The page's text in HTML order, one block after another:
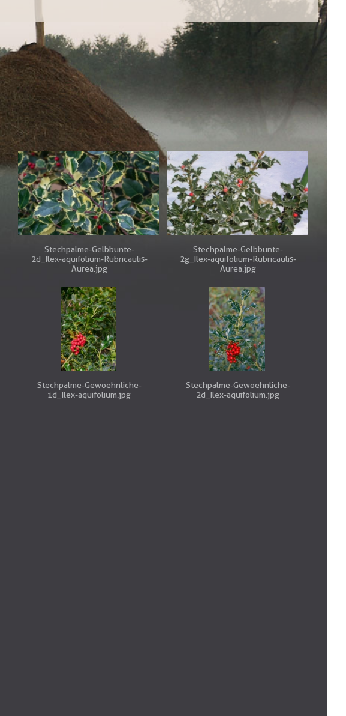
Stechpalme-Gelbbunte-
2d_Ilex-aquifolium-Rubricaulis-
Aurea.jpg
Stechpalme-Gelbbunte-
2g_Ilex-aquifolium-Rubricaulis-
Aurea.jpg
Stechpalme-Gewoehnliche-
1d_Ilex-aquifolium.jpg
Stechpalme-Gewoehnliche-
2d_Ilex-aquifolium.jpg